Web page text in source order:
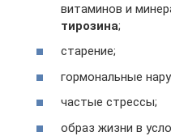
витаминов и
тирозина;
старение;
гормональные
частые стрессы;
образ жизни в